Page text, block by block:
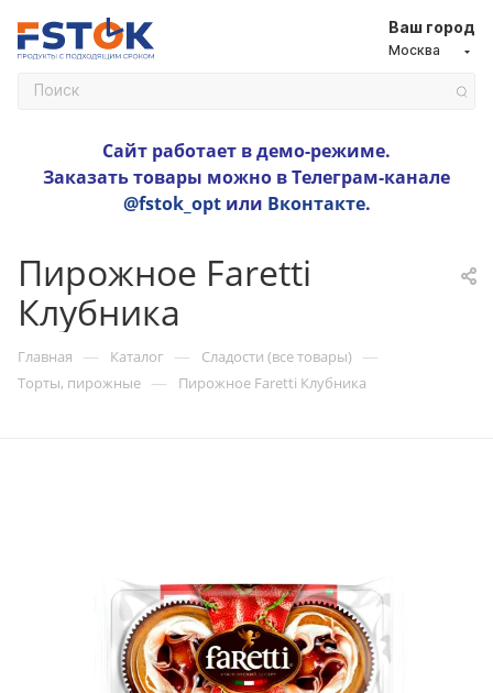
Ваш город
Москва
Сайт работает в демо-режиме.
Заказать товары можно в Телеграм-канале
@fstok_optили Вконтакте.
Пирожное Faretti
Клубника
Главная — Каталог — Сладости (все товары) —
Торты, пирожные — Пирожное Faretti Клубника